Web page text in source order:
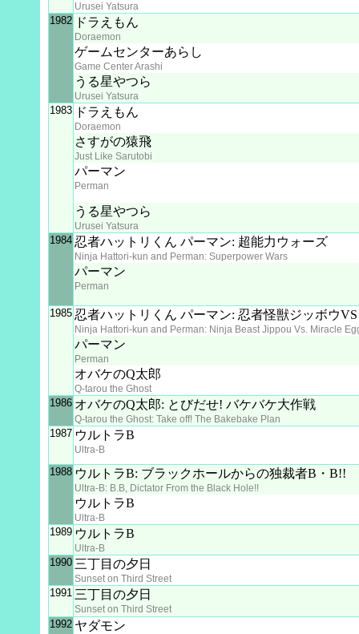
Urusei Yatsura
1982 ドラえもん
Doraemon
ゲームセンターあらし
Game Center Arashi
うる星やつら
Urusei Yatsura
1983 ドラえもん
Doraemon
さすがの猿飛
Just Like Sarutobi
パーマン
Perman
うる星やつら
Urusei Yatsura
1984 忍者ハットリくん パーマン: 超能力ウォーズ
Ninja Hattori-kun and Perman: Superpower Wars
パーマン
Perman
1985 忍者ハットリくん パーマン: 忍者怪獣ジッボウ
Ninja Hattori-kun and Perman: Ninja Beast Jippou Vs. Miracle
パーマン
Perman
オバケのQ太郎
Q-tarou the Ghost
1986 オバケのQ太郎: とびだせ! バケバケ大作戦
Q-tarou the Ghost: Take off! The Bakebake Plan
1987 ウルトラB
Ultra-B
1988 ウルトラB: ブラックホールからの独裁者B・B!!
Ultra-B: B.B, Dictator From the Black Hole!!
ウルトラB
Ultra-B
1989 ウルトラB
Ultra-B
1990 三丁目の夕日
Sunset on Third Street
1991 三丁目の夕日
Sunset on Third Street
1992 ヤダモン